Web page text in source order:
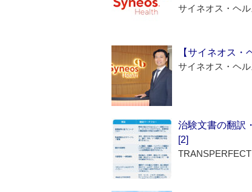
サイネオス・ヘ
【サイネオス
サイネオス・ヘ
治験文書の翻訳
[2]